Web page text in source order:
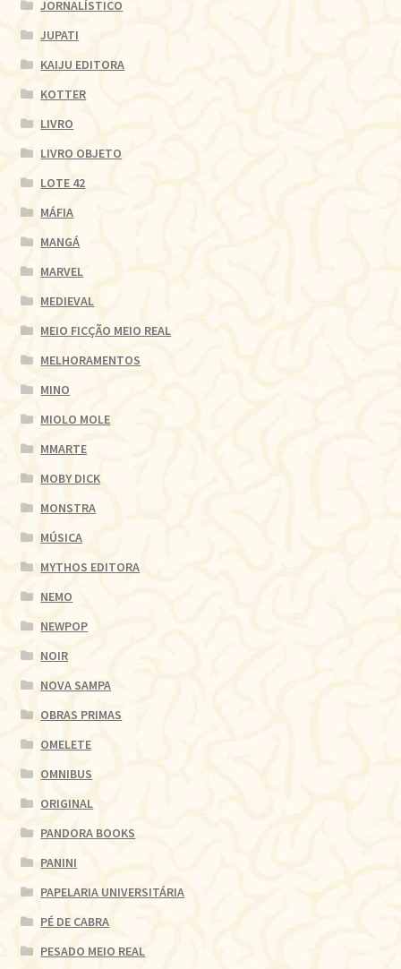
JORNALÍSTICO
JUPATI
KAIJU EDITORA
KOTTER
LIVRO
LIVRO OBJETO
LOTE 42
MÁFIA
MANGÁ
MARVEL
MEDIEVAL
MEIO FICÇÃO MEIO REAL
MELHORAMENTOS
MINO
MIOLO MOLE
MMARTE
MOBY DICK
MONSTRA
MÚSICA
MYTHOS EDITORA
NEMO
NEWPOP
NOIR
NOVA SAMPA
OBRAS PRIMAS
OMELETE
OMNIBUS
ORIGINAL
PANDORA BOOKS
PANINI
PAPELARIA UNIVERSITÁRIA
PÉ DE CABRA
PESADO MEIO REAL